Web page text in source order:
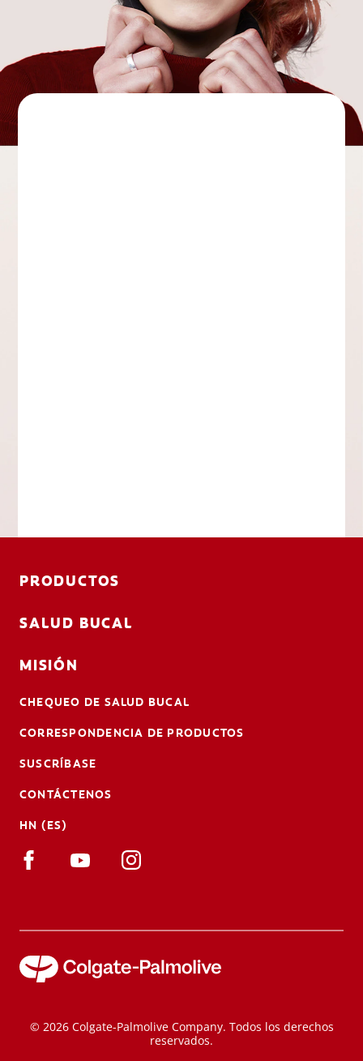
PRODUCTOS
SALUD BUCAL
MISIÓN
CHEQUEO DE SALUD BUCAL
CORRESPONDENCIA DE PRODUCTOS
SUSCRÍBASE
CONTÁCTENOS
HN (ES)
© 2026 Colgate-Palmolive Company. Todos los derechos
reservados.